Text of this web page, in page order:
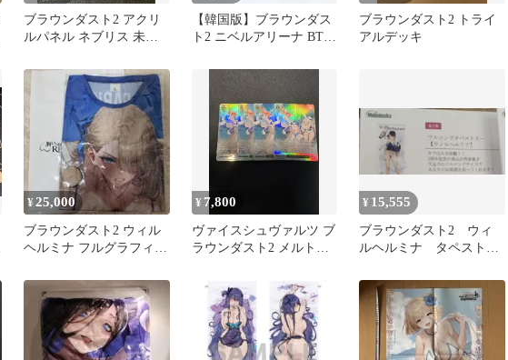
ブラウンダスト2 アクリ
ルパネル ネブリス 未開
タ
【韓国版】ブラウンダス
ト2 ニベルアリーナ BT06
ブラウンダスト2 トライ
アルデッキ
¥25,000
ブラウンダスト2 ウィル
ヘルミナ フルグラフィッ
ット
¥ 7,800
ヴァイスシュヴァルツ ブ
ラウンダスト2 メルトダ
¥ 15,555
ブラウンダスト2 ウィ
ルヘルミナ タペストリ
女王